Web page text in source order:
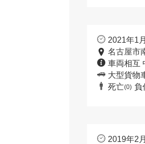
2021年1
名古屋市
車両相互
大型貨物
死亡(0) 負
2019年2